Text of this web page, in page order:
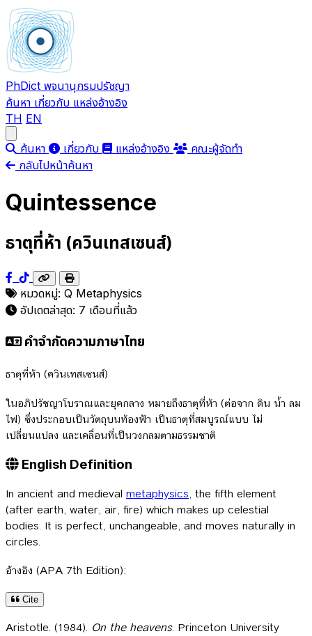
PhDict พจนานุกรมปรัชญา
ค้นหา เกี่ยวกับ แหล่งอ้างอิง
TH EN
ค้นหา เกี่ยวกับ แหล่งอ้างอิง
คณะผู้จัดทำ
กลับไปหน้าค้นหา
Quintessence
ธาตุที่ห้า (ควินเทสเซนส์)
หมวดหมู่: Q Metaphysics
อัปเดตล่าสุด: 7 เดือนที่แล้ว
คำจำกัดความภาษาไทย
ธาตุที่ห้า (ควินเทสเซนส์)
ในอภิปรัชญาโบราณและยุคกลาง หมายถึงธาตุที่ห้า (ต่อจาก ดิน น้ำ ลม
ไฟ) ซึ่งประกอบเป็นวัตถุบนท้องฟ้า เป็นธาตุที่สมบูรณ์แบบ ไม่
เปลี่ยนแปลง และเคลื่อนที่เป็นวงกลมตามธรรมชาติ
English Definition
In ancient and medieval metaphysics, the fifth element
(after earth, water, air, fire) which makes up celestial
bodies. It is perfect, unchangeable, and moves naturally in
circles.
อ้างอิง (APA 7th Edition):
Cite
Aristotle. (1984). On the heavens. Princeton University